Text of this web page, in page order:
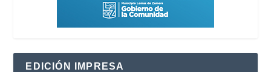
EDICIÓN IMPRESA